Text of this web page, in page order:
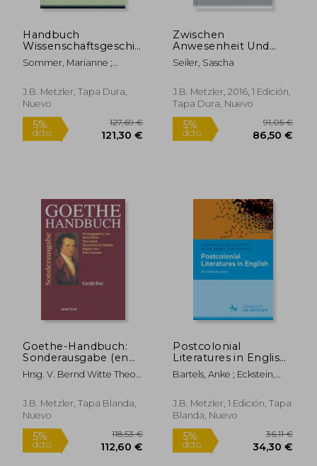
Handbuch
Wissenschaftsgeschichte
(en Alemán)
Sommer, Marianne ;
Reinhardt, Carsten
J.B. Metzler, Tapa Dura,
Nuevo
5%
dcto.
Zwischen
Anwesenheit Und
Abwesenheit: Die
Figur Des
Der Literatur Der
Moderne Und
Alemán)
Seiler, Sascha
J.B. Metzler, 2016, 1 Edición,
Tapa Dura, Nuevo
5%
dcto.
Goethe-Handbuch:
Sonderausgabe (en
Alemán)
Hrsg. V. Bernd Witte Theo
Dahnke U. A.; Witte Bernd;
Buck Theo; Dahnke Hans-
Dietrich
J.B. Metzler, Tapa Blanda,
Nuevo
Postcolonial
Literatures in English:
An Introduction (en
Inglés)
Bartels, Anke ; Eckstein,
J.B. Metzler, 1 Edición, Tapa
Blanda, Nuevo